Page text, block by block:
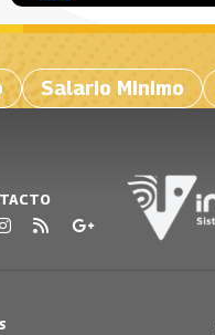
Salario Minimo